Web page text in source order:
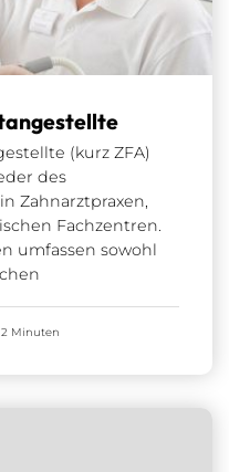
(kurz ZFA)
des
Zahnarztpraxen,
Fachzentren.
umfassen sowohl
2 Minuten